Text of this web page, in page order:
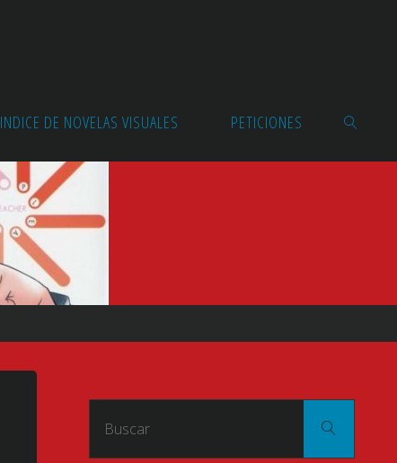
INDICE DE NOVELAS VISUALES PETICIONES
Buscar